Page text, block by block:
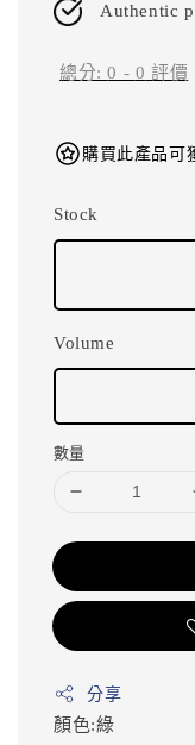
Authentic
總分:0 - 0 評價
購買此產品可
Stock
Volume
數量
分享
顏色:綠